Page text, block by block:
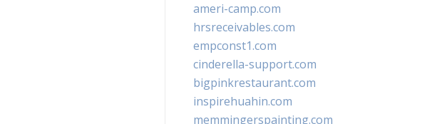
ameri-camp.com
hrsreceivables.com
empconst1.com
cinderella-support.com
bigpinkrestaurant.com
inspirehuahin.com
memmingerspainting.com